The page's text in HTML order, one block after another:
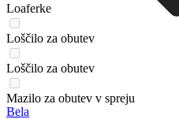
Loaferke
Loščilo za obutev
Loščilo za obutev
Mazilo za obutev v spreju
Bela